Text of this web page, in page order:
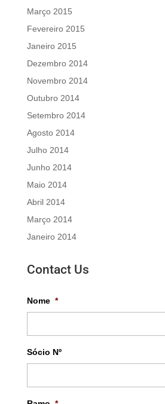
Março 2015
Fevereiro 2015
Janeiro 2015
Dezembro 2014
Novembro 2014
Outubro 2014
Setembro 2014
Agosto 2014
Julho 2014
Junho 2014
Maio 2014
Abril 2014
Março 2014
Janeiro 2014
Contact Us
Nome *
Sócio Nº